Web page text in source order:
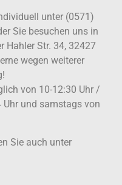
unter (0571)
Sie besuchen uns in
Hahler Str. 34, 32427
wegen weiterer
von 10-12:30 Uhr /
Uhr und samstags von
Sie auch unter